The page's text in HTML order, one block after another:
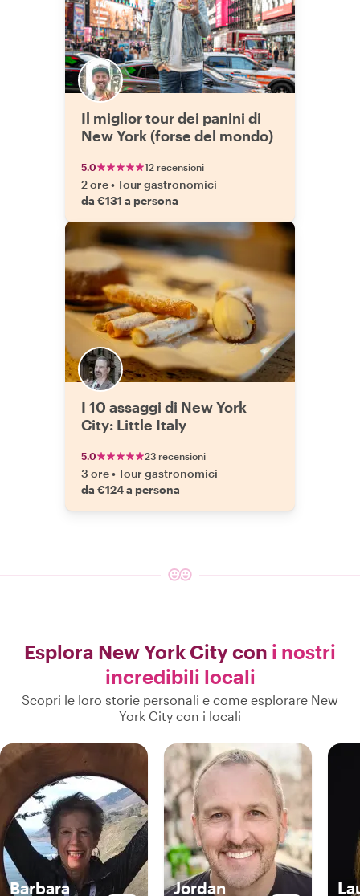
Il miglior tour dei panini di
New York (forse del mondo)
5.0 12 recensioni
2 ore•Tour gastronomici
da €131 a persona
I 10 assaggi di New York
City: Little Italy
5.0 23 recensioni
3 ore•Tour gastronomici
da €124 a persona
Esplora New York City con i nostri
incredibili locali
Scopri le loro storie personali e come esplorare New
York City con i locali
Barbara Jordan